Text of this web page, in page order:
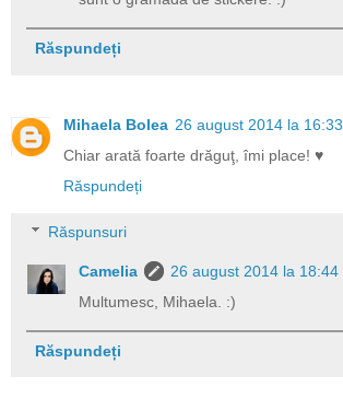
Răspundeți
Mihaela Bolea 26 august 2014 la 16:33
Chiar arată foarte drăguţ, îmi place! ♥
Răspundeți
Răspunsuri
Camelia
26 august 2014 la 18:44
Multumesc, Mihaela. :)
Răspundeți